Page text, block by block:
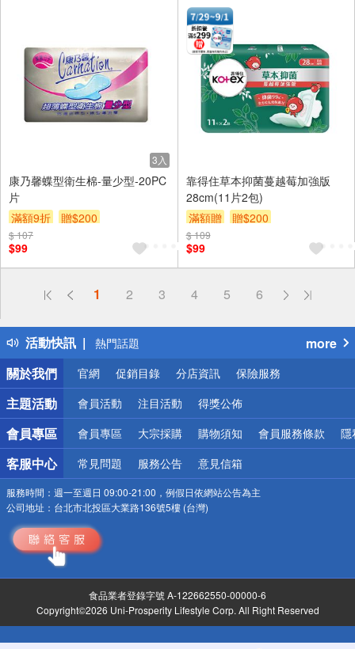
3入
康乃馨蝶型衛生棉-量少型-20PC
片
滿額9折
贈$200
$ 107
$99
靠得住草本抑菌蔓越莓加強版
28cm(11片2包)
滿額贈
贈$200
$ 109
$99
1 2 3 4 5 6
活動快訊
偏遠地區配送
得獎公告
熱門話題
銀行優惠
偏遠地區配送
詐騙網頁！請小心！
more
關於我們
官網 促銷目錄 分店資訊 保險服務
主題活動 會員活動 注目活動 得獎公佈
會員專區 會員專區 大宗採購 購物須知 會員服務條款 隱
客服中心 常見問題 服務公告 意見信箱
服務時間： 週一至週日 09:00-21:00，例假日依網站公告為主
公司地址： 台北市北投區大業路136號5樓 (台灣)
食品業者登錄字號 A-122662550-00000-6
Copyright©2026 Uni-Prosperity Lifestyle Corp. All Right Reserved